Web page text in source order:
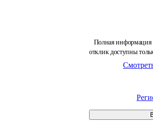
Полная информация
отклик доступны